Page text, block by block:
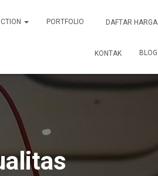
PORTFOLIO DAFTAR HARGA
KONTAK BLOG